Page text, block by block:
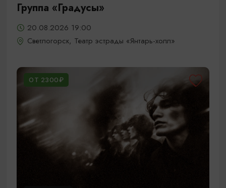
Группа «Градусы»
20.08.2026 19:00
Светлогорск, Театр эстрады «Янтарь-холл»
ОТ 2300₽